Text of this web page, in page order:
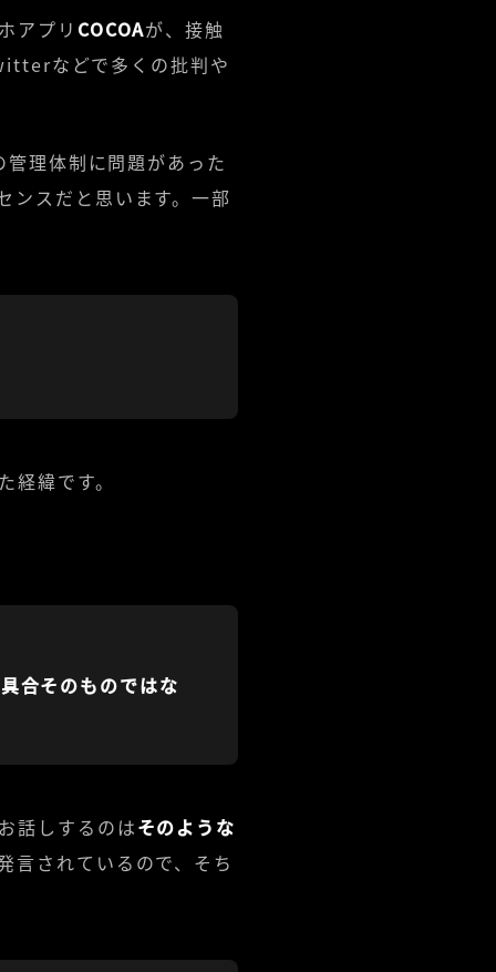
アプリ COCOAが、接触
などで多くの批判や
理体制に問題があった
ンスだと思います。一部
緯です。
合そのものではな
話しするのはそのような
言されているので、そち